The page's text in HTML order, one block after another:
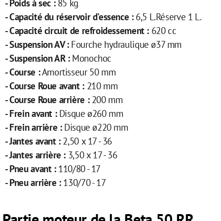
- Poids à sec : 85 kg
- Capacité du réservoir d'essence :6,5 L.Réserve 1 L.
- Capacité circuit de refroidessement : 620 cc
- Suspension AV : Fourche hydraulique ø37 mm
- Suspension AR :Monochoc
- Course :Amortisseur 50 mm
- Course Roue avant : 210 mm
- Course Roue arrière :200 mm
- Frein avant :Disque ø260 mm
- Frein arrière :Disque ø220 mm
- Jantes avant :2,50 x 17 - 36
- Jantes arrière : 3,50 x 17 - 36
- Pneu avant : 110/80 - 17
- Pneu arrière : 130/70 - 17